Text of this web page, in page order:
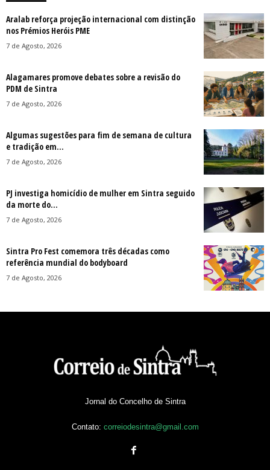
Aralab reforça projeção internacional com distinção
nos Prémios Heróis PME
7 de Agosto, 2026
Alagamares promove debates sobre a revisão do
PDM de Sintra
7 de Agosto, 2026
Algumas sugestões para fim de semana de cultura
e tradição em...
7 de Agosto, 2026
PJ investiga homicídio de mulher em Sintra seguido
da morte do...
7 de Agosto, 2026
Sintra Pro Fest comemora três décadas como
referência mundial do bodyboard
7 de Agosto, 2026
Jornal do Concelho de Sintra
Contato: correiodesintra@gmail.com